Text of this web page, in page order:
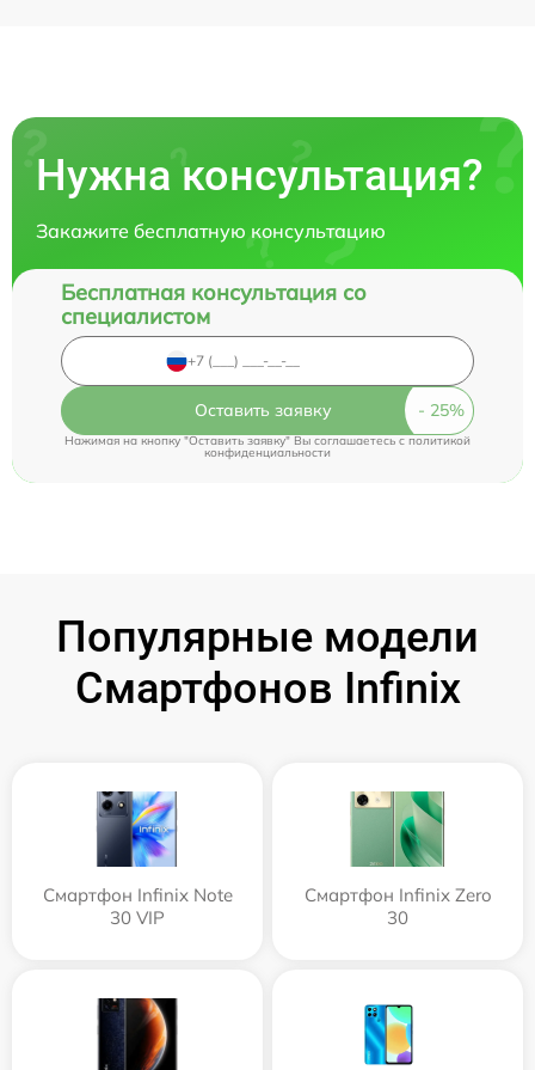
Нужна консультация?
Закажите бесплатную консультацию
Бесплатная консультация со
специалистом
Оставить заявку
Нажимая на кнопку "Оставить заявку" Вы соглашаетесь cполитикой
конфиденциальности
Популярные модели
Смартфонов Infinix
Смартфон Infinix Note
30 VIP
Смартфон Infinix Zero
30